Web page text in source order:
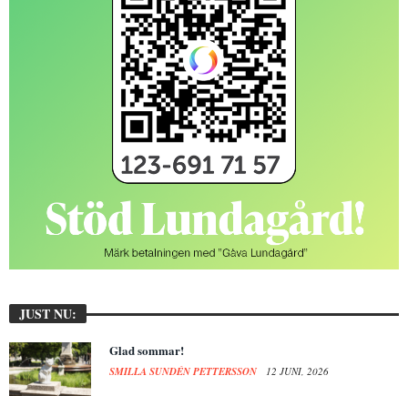
JUST NU:
Glad sommar!
SMILLA SUNDÉN PETTERSSON 12 JUNI, 2026